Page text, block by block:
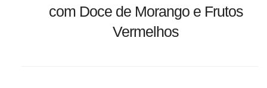
com Doce de Morango e Frutos
Vermelhos